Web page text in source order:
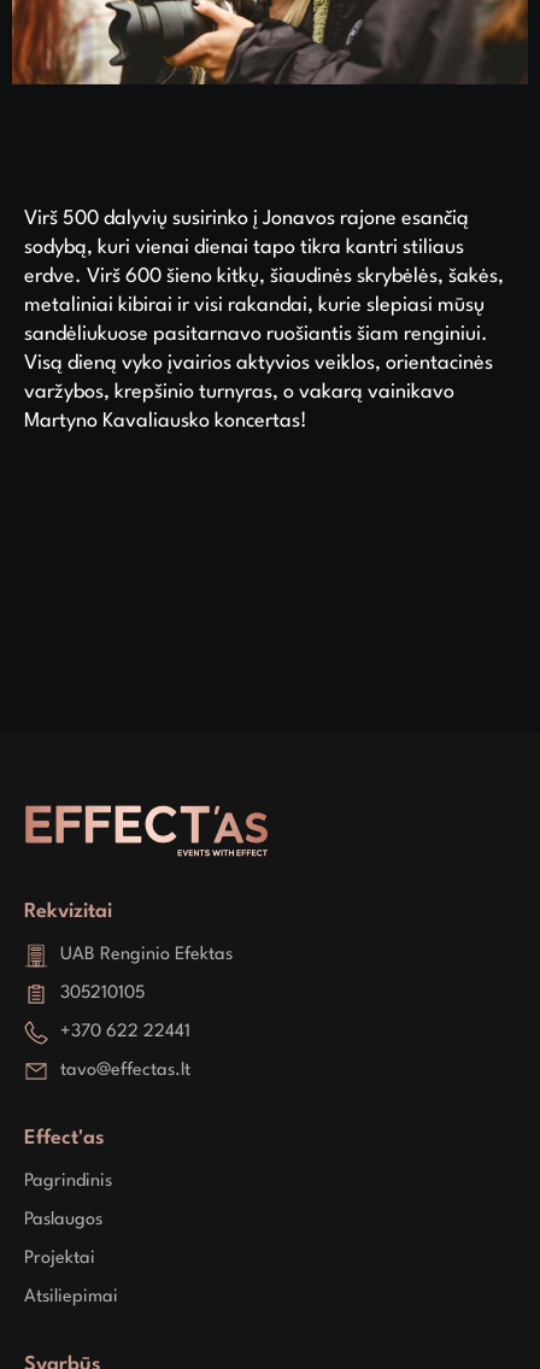
Virš 500 dalyvių susirinko į Jonavos rajone esančią
sodybą, kuri vienai dienai tapo tikra kantri stiliaus
erdve. Virš 600 šieno kitkų, šiaudinės skrybėlės, šakės,
metaliniai kibirai ir visi rakandai, kurie slepiasi mūsų
sandėliukuose pasitarnavo ruošiantis šiam renginiui.
Visą dieną vyko įvairios aktyvios veiklos, orientacinės
varžybos, krepšinio turnyras, o vakarą vainikavo
Martyno Kavaliausko koncertas!
Rekvizitai
UAB Renginio Efektas
305210105
+370 622 22441
tavo@effectas.lt
Effect'as
Pagrindinis
Paslaugos
Projektai
Atsiliepimai
Svarbūs